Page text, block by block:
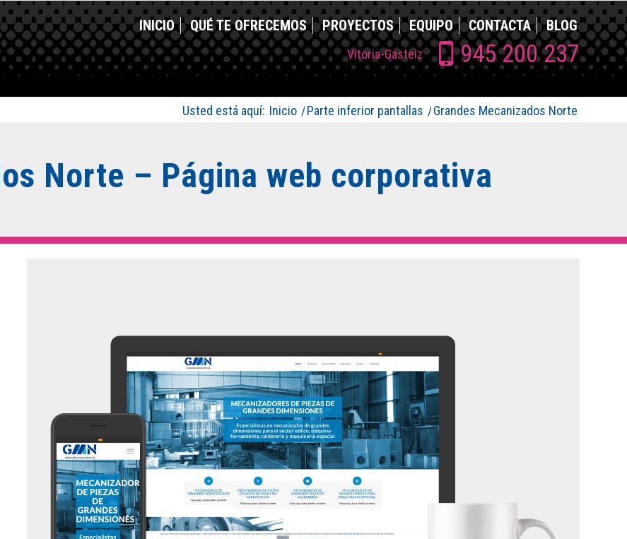
INICIO QUÉ TE OFRECEMOS PROYECTOS EQUIPO CONTACTA BLOG
Vitoria-Gasteiz 945 200 237
Usted está aquí: Inicio /Parte inferior pantallas /Grandes Mecanizados Norte
Norte – Página web corporativa